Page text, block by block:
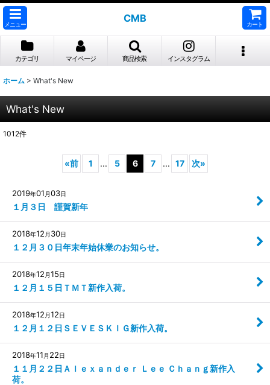
メニュー
CMB
カート
カテゴリ マイページ 商品検索 インスタグラム
ホーム > What's New
What's New
1012件
«前 1 ... 5 6 7 ... 17 次»
2019年01 月03日
１月３日 謹賀新年
2018年12 月 30日
１２月３０日年末年始休業のお知らせ。
2018年12 月15日
１２月１５日ＴＭＴ新作入荷。
2018年12 月12日
１２月１２日ＳＥＶＥＳＫＩＧ新作入荷。
2018年11 月 22日
１１月２２日Ａｌｅｘａｎｄｅｒ Ｌｅｅ Ｃｈａｎｇ新作入
荷。